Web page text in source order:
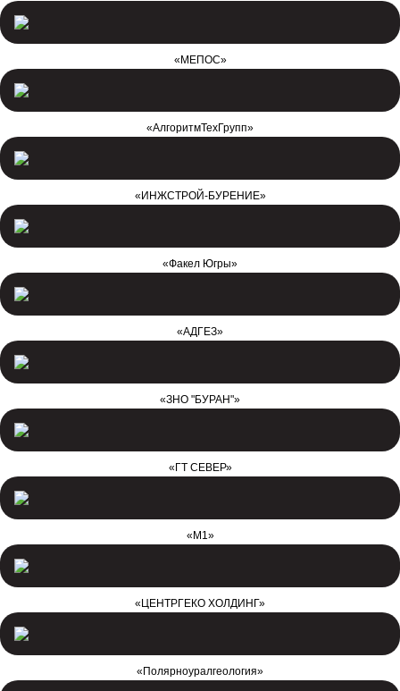
«МЕПОС»
«АлгоритмТехГрупп»
«ИНЖСТРОЙ-БУРЕНИЕ»
«Факел Югры»
«АДГЕЗ»
«ЗНО "БУРАН"»
«ГТ СЕВЕР»
«М1»
«ЦЕНТРГЕКО ХОЛДИНГ»
«Полярноуралгеология»